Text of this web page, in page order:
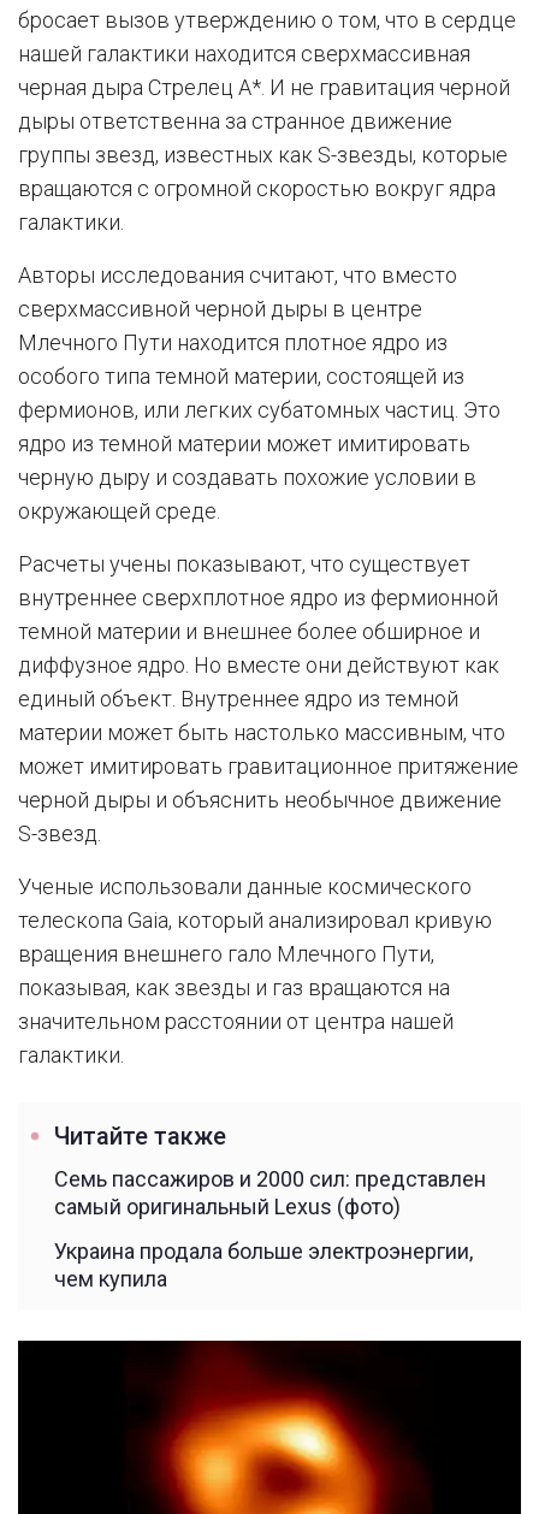
бросает вызов утверждению о том, что в сердце
нашей галактики находится сверхмассивная
черная дыра Стрелец A*. И не гравитация черной
дыры ответственна за странное движение
группы звезд, известных как S-звезды, которые
вращаются с огромной скоростью вокруг ядра
галактики.
Авторы исследования считают, что вместо
сверхмассивной черной дыры в центре
Млечного Пути находится плотное ядро из
особого типа темной материи, состоящей из
фермионов, или легких субатомных частиц. Это
ядро из темной материи может имитировать
черную дыру и создавать похожие условии в
окружающей среде.
Расчеты учены показывают, что существует
внутреннее сверхплотное ядро из фермионной
темной материи и внешнее более обширное и
диффузное ядро. Но вместе они действуют как
единый объект. Внутреннее ядро ​​из темной
материи может быть настолько массивным, что
может имитировать гравитационное притяжение
черной дыры и объяснить необычное движение
S-звезд.
Ученые использовали данные космического
телескопа Gaia, который анализировал кривую
вращения внешнего гало Млечного Пути,
показывая, как звезды и газ вращаются на
значительном расстоянии от центра нашей
галактики.
Читайте также
Семь пассажиров и 2000 сил: представлен
самый оригинальный Lexus (фото)
Украина продала больше электроэнергии,
чем купила